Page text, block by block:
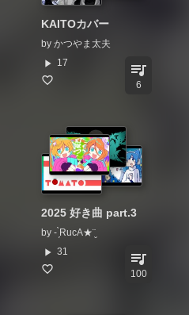
KAITOカバー
by かつやま太夫
play_arrow 17 queue_music
6
2025 好き曲 part.3
by - ̗̀‎RucA★¨̮
play_arrow 31 queue_music
100